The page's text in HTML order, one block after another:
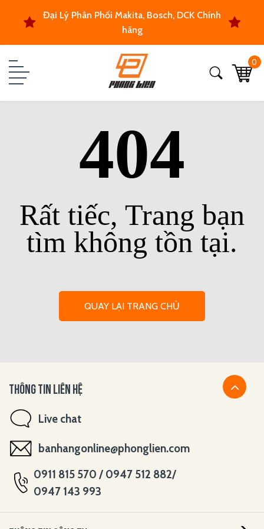
Đại Lý Phân Phối Makita, Bosch, DCK Chính
hãng
0
404
Rất tiếc, Trang bạn
tìm không tồn tại.
QUAY LẠI TRANG CHỦ
THÔNG TIN LIÊN HỆ
Live chat
banhangonline@phonglien.com
0911 815 570 / 0947 512 882/
0947 143 993